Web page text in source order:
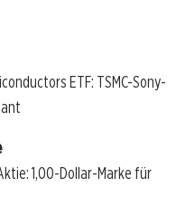
ETF: TSMC-Sony-
1,00-Dollar-Marke für